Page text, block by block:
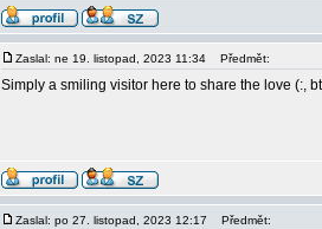
Zaslal: ne 19. listopad, 2023 11:34 Předmět:
Simply a smiling visitor here to share the love (:,
Zaslal: po 27. listopad, 2023 12:17 Předmět: